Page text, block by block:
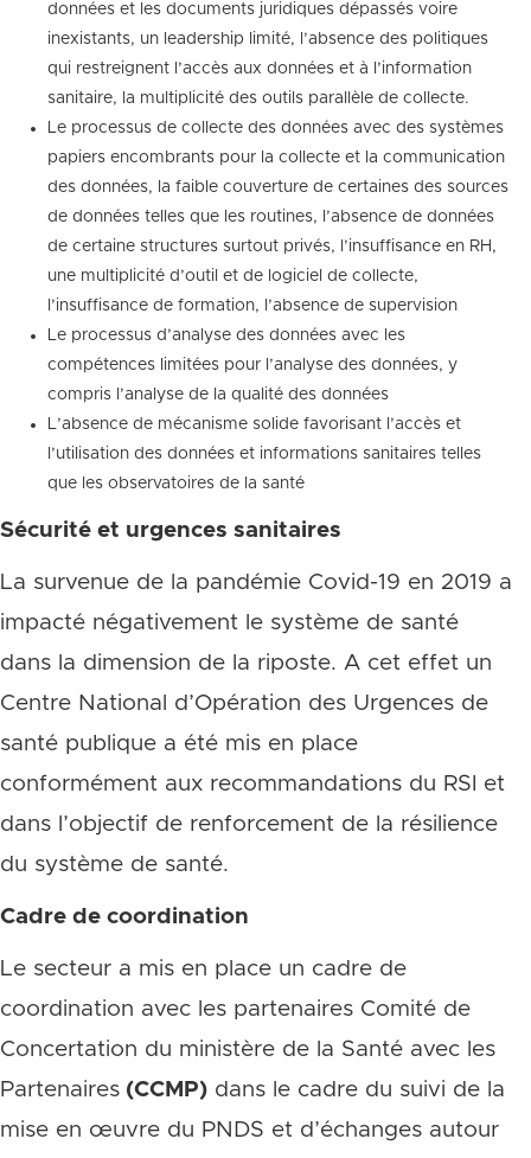
données et les documents juridiques dépassés voire
inexistants, un leadership limité, l’absence des politiques
qui restreignent l’accès aux données et à l’information
sanitaire, la multiplicité des outils parallèle de collecte.
Le processus de collecte des données avec des systèmes
papiers encombrants pour la collecte et la communication
des données, la faible couverture de certaines des sources
de données telles que les routines, l’absence de données
de certaine structures surtout privés, l’insuffisance en RH,
une multiplicité d’outil et de logiciel de collecte,
l’insuffisance de formation, l’absence de supervision
Le processus d’analyse des données avec les
compétences limitées pour l’analyse des données, y
compris l’analyse de la qualité des données
L’absence de mécanisme solide favorisant l’accès et
l’utilisation des données et informations sanitaires telles
que les observatoires de la santé
Sécurité et urgences sanitaires
La survenue de la pandémie Covid-19 en 2019 a
impacté négativement le système de santé
dans la dimension de la riposte. A cet effet un
Centre National d’Opération des Urgences de
santé publique a été mis en place
conformément aux recommandations du RSI et
dans l’objectif de renforcement de la résilience
du système de santé.
Cadre de coordination
Le secteur a mis en place un cadre de
coordination avec les partenaires Comité de
Concertation du ministère de la Santé avec les
Partenaires (CCMP) dans le cadre du suivi de la
mise en œuvre du PNDS et d’échanges autour